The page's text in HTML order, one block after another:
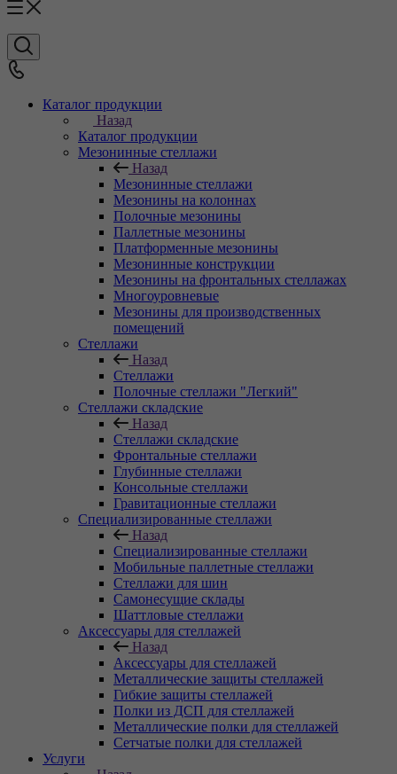
Каталог продукции
Назад
Каталог продукции
Мезонинные стеллажи
Назад
Мезонинные стеллажи
Мезонины на колоннах
Полочные мезонины
Паллетные мезонины
Платформенные мезонины
Мезонинные конструкции
Мезонины на фронтальных стеллажах
Многоуровневые
Мезонины для производственных
помещений
Стеллажи
Назад
Стеллажи
Полочные стеллажи "Легкий"
Стеллажи складские
Назад
Стеллажи складские
Фронтальные стеллажи
Глубинные стеллажи
Консольные стеллажи
Гравитационные стеллажи
Специализированные стеллажи
Назад
Специализированные стеллажи
Мобильные паллетные стеллажи
Стеллажи для шин
Самонесущие склады
Шаттловые стеллажи
Аксессуары для стеллажей
Назад
Аксессуары для стеллажей
Металлические защиты стеллажей
Гибкие защиты стеллажей
Полки из ДСП для стеллажей
Металлические полки для стеллажей
Сетчатые полки для стеллажей
Услуги